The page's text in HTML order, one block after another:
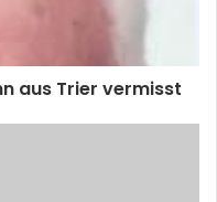
aus Trier vermisst